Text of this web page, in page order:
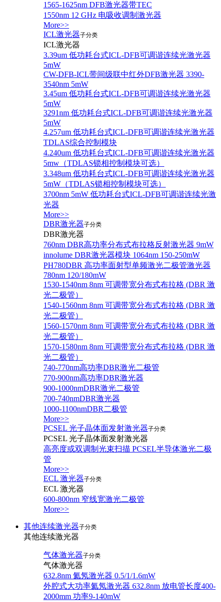
1565-1625nm DFB激光器带TEC
1550nm 12 GHz 电吸收调制激光器
More>>
ICL激光器子分类
ICL激光器
3.39um 低功耗台式ICL-DFB可调谐连续光激光器
5mW
CW-DFB-ICL带间级联中红外DFB激光器 3390-
3540nm 5mW
3.45um 低功耗台式ICL-DFB可调谐连续光激光器
5mW
3291nm 低功耗台式ICL-DFB可调谐连续光激光器
5mW
4.257um 低功耗台式ICL-DFB可调谐连续光激光器
TDLAS综合控制模块
4.240um 低功耗台式ICL-DFB可调谐连续光激光器
5mw（TDLAS锁相控制模块可选）
3.348um 低功耗台式ICL-DFB可调谐连续光激光器
5mW（TDLAS锁相控制模块可选）
3700nm 5mW 低功耗台式ICL-DFB可调谐连续光激
光器
More>>
DBR激光器子分类
DBR激光器
760nm DBR高功率分布式布拉格反射激光器 9mW
innolume DBR激光器模块 1064nm 150-250mW
PH780DBR 高功率面射型单频激光二极管激光器
780nm 120/180mW
1530-1540nm 8nm 可调带宽分布式布拉格 (DBR 激
光二极管）
1540-1560nm 8nm 可调带宽分布式布拉格 (DBR 激
光二极管）
1560-1570nm 8nm 可调带宽分布式布拉格 (DBR 激
光二极管）
1570-1580nm 8nm 可调带宽分布式布拉格 (DBR 激
光二极管）
740-770nm高功率DBR激光二极管
770-900nm高功率DBR激光器
900-1000nmDBR激光二极管
700-740nmDBR激光器
1000-1100nmDBR二极管
More>>
PCSEL 光子晶体面发射激光器子分类
PCSEL 光子晶体面发射激光器
高亮度或双调制光束扫描 PCSEL半导体激光二极
管
More>>
ECL 激光器子分类
ECL 激光器
600-800nm 窄线宽激光二极管
More>>
其他连续激光器子分类
其他连续激光器
气体激光器子分类
气体激光器
632.8nm 氦氖激光器 0.5/1/1.6mW
外腔式大功率氦氖激光器 632.8nm 放电管长度400-
2000mm 功率9-140mW